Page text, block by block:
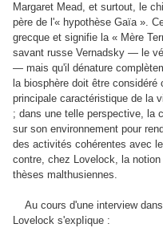
Margaret Mead, et surtout, le
père de l'« hypothèse Gaïa ».
grecque et signifie la « Mère
savant russe Vernadsky — le
— mais qu'il dénature
la biosphère doit être
principale caractéristique de la
; dans une telle perspective, la
sur son environnement pour
des activités cohérentes avec
contre, chez Lovelock, la
thèses malthusiennes.
Au cours d'une interview dans
Lovelock s'expIique :